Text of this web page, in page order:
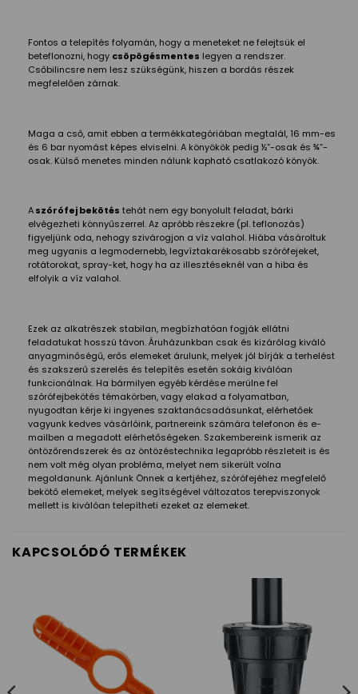
Fontos a telepítés folyamán, hogy a meneteket ne felejtsük el
beteflonozni, hogy csöpögésmentes legyen a rendszer.
Csőbilincsre nem lesz szükségünk, hiszen a bordás részek
megfelelően zárnak.
Maga a cső, amit ebben a termékkategóriában megtalál, 16 mm-es
és 6 bar nyomást képes elviselni. A könyökök pedig ½”-osak és ¾”-
osak. Külső menetes minden nálunk kapható csatlakozó könyök.
Aszórófej bekötés tehát nem egy bonyolult feladat, bárki
elvégezheti könnyűszerrel. Az apróbb részekre (pl. teflonozás)
figyeljünk oda, nehogy szivárogjon a víz valahol. Hiába vásároltuk
meg ugyanis a legmodernebb, legvíztakarékosabb szórófejeket,
rotátorokat, spray-ket, hogy ha az illesztéseknél van a hiba és
elfolyik a víz valahol.
Ezek az alkatrészek stabilan, megbízhatóan fogják ellátni
feladatukat hosszú távon. Áruházunkban csak és kizárólag kiváló
anyagminőségű, erős elemeket árulunk, melyek jól bírják a terhelést
és szakszerű szerelés és telepítés esetén sokáig kiválóan
funkcionálnak. Ha bármilyen egyéb kérdése merülne fel
szórófejbekötés témakörben, vagy elakad a folyamatban,
nyugodtan kérje ki ingyenes szaktanácsadásunkat, elérhetőek
vagyunk kedves vásárlóink, partnereink számára telefonon és e-
mailben a megadott elérhetőségeken. Szakembereink ismerik az
öntözőrendszerek és az öntözéstechnika legapróbb részleteit is és
nem volt még olyan probléma, melyet nem sikerült volna
megoldanunk. Ajánlunk Önnek a kertjéhez, szórófejéhez megfelelő
bekötő elemeket, melyek segítségével változatos terepviszonyok
mellett is kiválóan telepítheti ezeket az elemeket.
KAPCSOLÓDÓ TERMÉKEK